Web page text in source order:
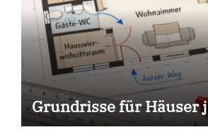
Grundrisse für Häuser